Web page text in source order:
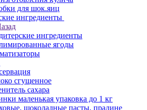
для шок.яиц
ингредиенты
ингредиенты
ягоды
сгущенное
сахара
маленькая упаковка до 1 кг
шоколадные пасты, пралине